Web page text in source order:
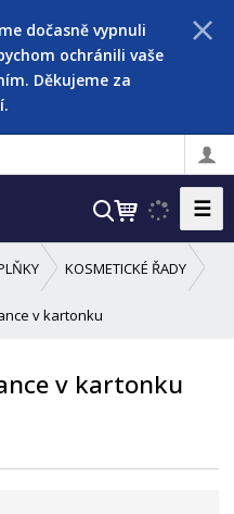
dočasně vypnuli
ochránili vaše
Děkujeme za
V
h
t
☰
KOSMETICKÉ ŘADY
v kartonku
v kartonku